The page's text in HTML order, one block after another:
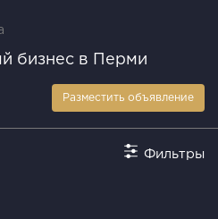
бизнес в Перми
Разместить объявление
Фильтры